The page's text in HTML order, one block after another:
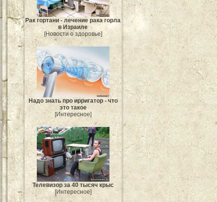
Рак гортани - лечение рака горла
в Израиле
[Новости о здоровье]
Надо знать про ирригатор - что
это такое
[Интересное]
Телевизор за 40 тысяч крыс
[Интересное]